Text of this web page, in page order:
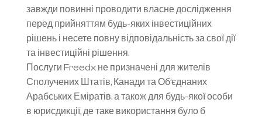
завжди повинні проводити власне дослідження
перед прийняттям будь-яких інвестиційних
рішень і несете повну відповідальність за свої дії
та інвестиційні рішення.
Послуги Freedx не призначені для жителів
Сполучених Штатів, Канади та Об’єднаних
Арабських Еміратів, а також для будь-якої особи
в юрисдикції, де таке використання було б